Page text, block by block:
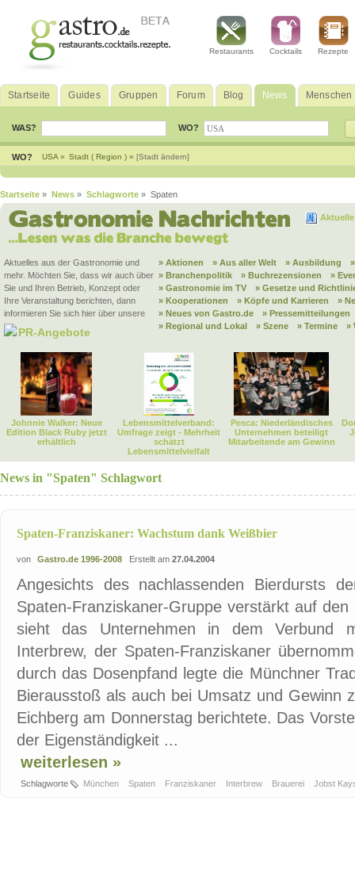
Restaurants Cocktails Rezepte
Startseite Guides Gruppen Forum Blog News Menschen
WAS? WO?
WO? USA » Stadt ( Region ) » [Stadt ändern]
Startseite » News » Schlagworte » Spaten
Aktuelles aus der Gastronomie und
mehr. Möchten Sie, dass wir auch über
Sie und Ihren Betrieb, Konzept oder
Ihre Veranstaltung berichten, dann
informieren Sie sich hier über unsere
PR-Angebote
» Aktionen » Aus aller Welt » Ausbildung
» Branchenpolitik
» Buchrezensionen
»
» Gastronomie im TV
» Gesetze und
» Kooperationen
» Köpfe und Karrieren
»
» Neues von Gastro.de
» Pressemitteilungen
» Regional und Lokal
» Szene » Termine »
Johnnie Walker: Neue
Edition Black Ruby jetzt
erhältlich
Lebensmittelverband:
Umfrage zeigt - Mehrheit
schätzt
Lebensmittelvielfalt
Pesca: Niederländisches
Unternehmen beteiligt
Mitarbeitende am Gewinn
News in "Spaten" Schlagwort
Spaten-Franziskaner: Wachstum dank Weißbier
von Gastro.de 1996-2008 Erstellt am 27.04.2004
Angesichts des nachlassenden Bierdursts
Spaten-Franziskaner-Gruppe verstärkt auf
sieht das Unternehmen in dem Verbund
Interbrew, der Spaten-Franziskaner
durch das Dosenpfand legte die Münchner
Bierausstoß als auch bei Umsatz und Gewinn
Eichberg am Donnerstag berichtete. Das
der Eigenständigkeit ...
weiterlesen »
Schlagworte München Spaten Franziskaner Interbrew Brauerei Jobst